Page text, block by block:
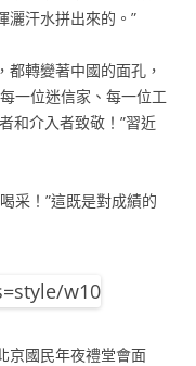
灑汗水拼出來的。”
轉變著中國的面孔，
一位迷信家、每一位工
和介入者致敬！”習近
采！”這既是對成績的
京國民年夜禮堂會面